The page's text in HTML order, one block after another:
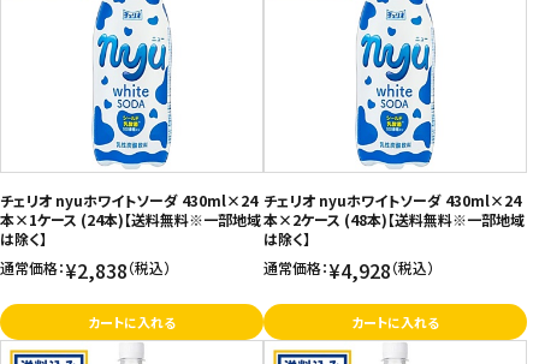
チェリオ nyuホワイトソーダ 430ml×24
本×1ケース (24本)【送料無料※一部地域
は除く】
通常価格：¥2,838（税込）
カートに入れる
チェリオ nyuホワイトソーダ 430ml×24
本×2ケース (48本)【送料無料※一部地域
は除く】
通常価格：¥4,928（税込）
カートに入れる